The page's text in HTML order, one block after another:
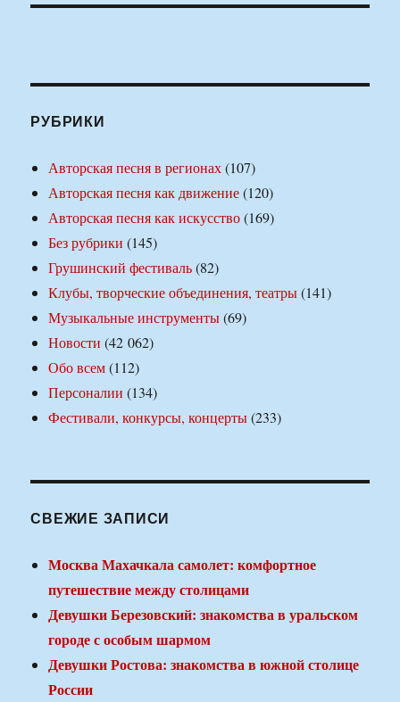
РУБРИКИ
Авторская песня в регионах(107)
Авторская песня как движение(120)
Авторская песня как искусство(169)
Без рубрики (145)
Грушинский фестиваль(82)
Клубы, творческие объединения, театры(141)
Музыкальные инструменты(69)
Новости (42 062)
Обо всем(112)
Персоналии (134)
Фестивали, конкурсы, концерты(233)
СВЕЖИЕ ЗАПИСИ
Москва Махачкала самолет: комфортное
путешествие между столицами
Девушки Березовский: знакомства в уральском
городе с особым шармом
Девушки Ростова: знакомства в южной столице
России